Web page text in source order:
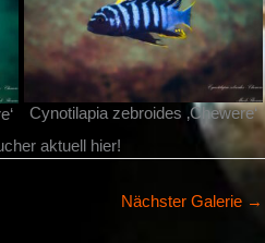
Cynotilapia zebroides ‚Chewere‘
aktuell hier!
Nächster Galerie →